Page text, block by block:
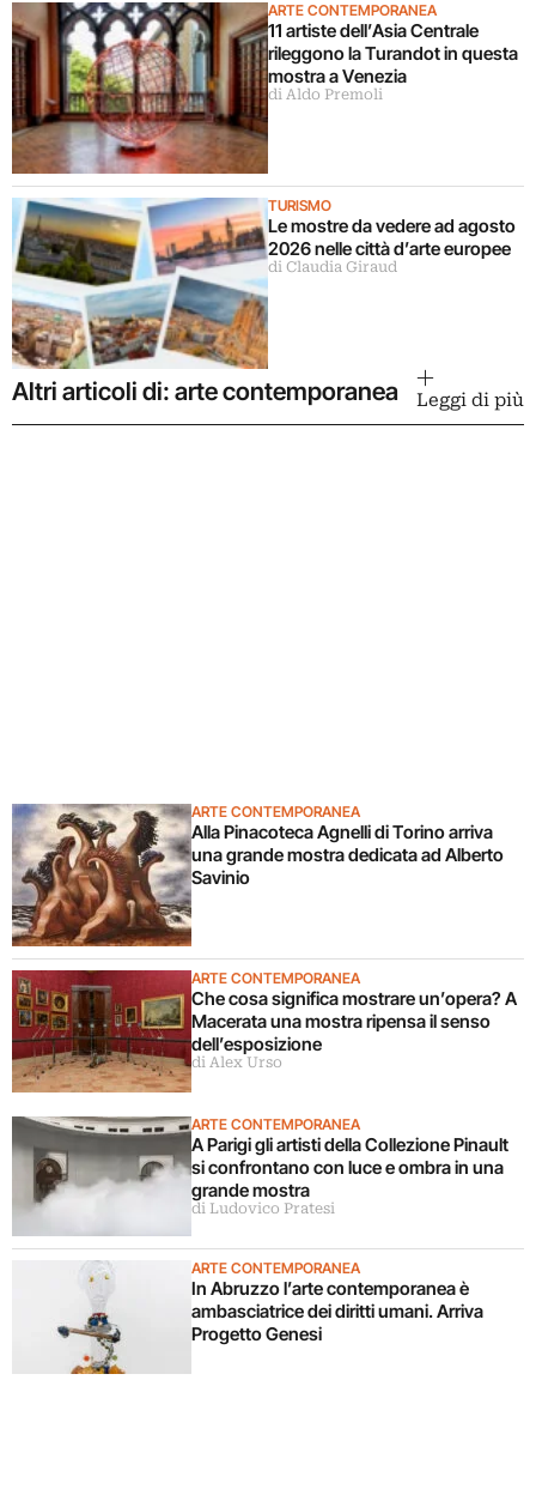
ARTE CONTEMPORANEA
11 artiste dell’Asia Centrale
rileggono la Turandot in questa
mostra a Venezia
di Aldo Premoli
TURISMO
Le mostre da vedere ad agosto
2026 nelle città d’arte europee
di Claudia Giraud
Altri articoli di: arte contemporanea Leggi di più
ARTE CONTEMPORANEA
Alla Pinacoteca Agnelli di Torino arriva
una grande mostra dedicata ad Alberto
Savinio
ARTE CONTEMPORANEA
Che cosa significa mostrare un’opera? A
Macerata una mostra ripensa il senso
dell’esposizione
di Alex Urso
ARTE CONTEMPORANEA
A Parigi gli artisti della Collezione Pinault
si confrontano con luce e ombra in una
grande mostra
di Ludovico Pratesi
ARTE CONTEMPORANEA
In Abruzzo l’arte contemporanea è
ambasciatrice dei diritti umani. Arriva
Progetto Genesi